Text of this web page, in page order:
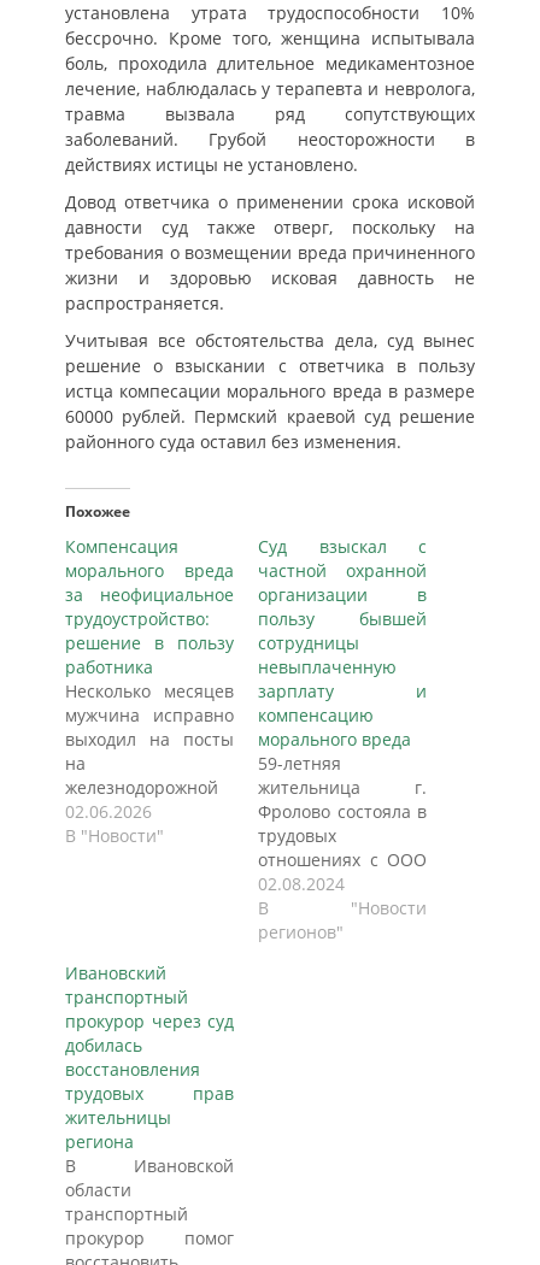
установлена утрата трудоспособности 10%
бессрочно. Кроме того, женщина испытывала
боль, проходила длительное медикаментозное
лечение, наблюдалась у терапевта и невролога,
травма вызвала ряд сопутствующих
заболеваний. Грубой неосторожности в
действиях истицы не установлено.
Довод ответчика о применении срока исковой
давности суд также отверг, поскольку на
требования о возмещении вреда причиненного
жизни и здоровью исковая давность не
распространяется.
Учитывая все обстоятельства дела, суд вынес
решение о взыскании с ответчика в пользу
истца компесации морального вреда в размере
60000 рублей. Пермский краевой суд решение
районного суда оставил без изменения.
Похожее
Компенсация
морального вреда
за неофициальное
трудоустройство:
решение в пользу
работника
Несколько месяцев
мужчина исправно
выходил на посты
на
железнодорожной
станции, получал
зарплату дважды в
предприятие
«Гарант-Защита» —
ограничился
устной
договорённостью.
Когда спор дошёл
до суда,
Октябрьский
районный суд
Иванова признал:
трудовые
отношения
02.06.2026
В "Новости"
Суд взыскал с
частной охранной
организации в
пользу бывшей
сотрудницы
невыплаченную
зарплату и
компенсацию
морального вреда
59-летняя
жительница г.
Фролово состояла в
трудовых
отношениях с ООО
ЧОО «КОР-сервис
плюс» с 11 января
2024 года по 19
02.08.2024
В "Новости
регионов"
Ивановский
транспортный
прокурор через суд
добилась
восстановления
трудовых прав
жительницы
региона
В Ивановской
области
транспортный
прокурор помог